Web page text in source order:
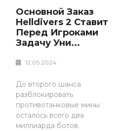
Основной Заказ
Helldivers 2 Ставит
Перед Игроками
Задачу Уни...
12.05.2024
До второго шанса
разблокировать
противотанковые мины
осталось всего два
миллиарда ботов.